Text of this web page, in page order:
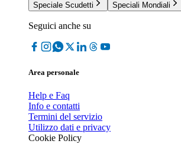
Speciale Scudetti
Speciali Mondiali
Seguici anche su
Area personale
Help e Faq
Info e contatti
Termini del servizio
Utilizzo dati e privacy
Cookie Policy